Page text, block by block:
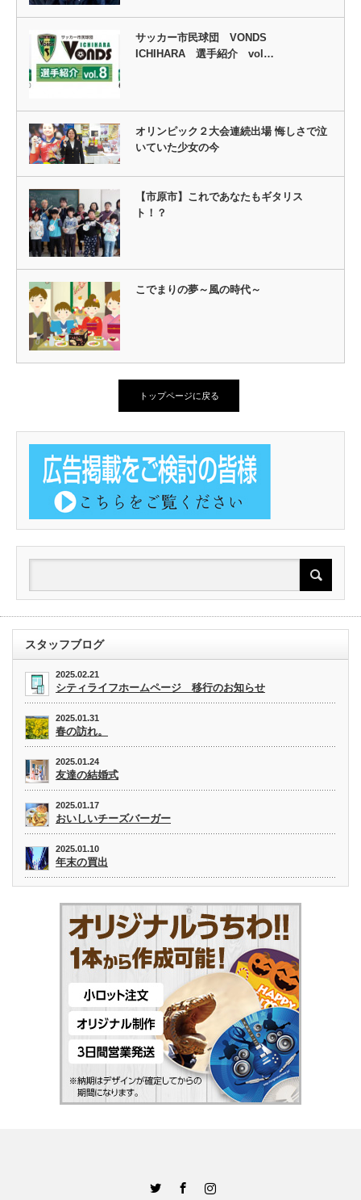
サッカー市民球団 VONDS
ICHIHARA 選手紹介 vol…
オリンピック２大会連続出場 悔しさで泣
いていた少女の今
【市原市】これであなたもギタリス
ト！？
こでまりの夢～風の時代～
トップページに戻る
スタッフブログ
2025.02.21
シティライフホームページ 移行のお知らせ
2025.01.31
春の訪れ。
2025.01.24
友達の結婚式
2025.01.17
おいしいチーズバーガー
2025.01.10
年末の買出